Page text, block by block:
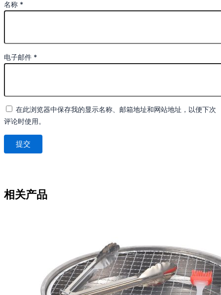
名称 *
电子邮件 *
在此浏览器中保存我的显示名称、邮箱地址和网站地址，以便下次
评论时使用。
相关产品